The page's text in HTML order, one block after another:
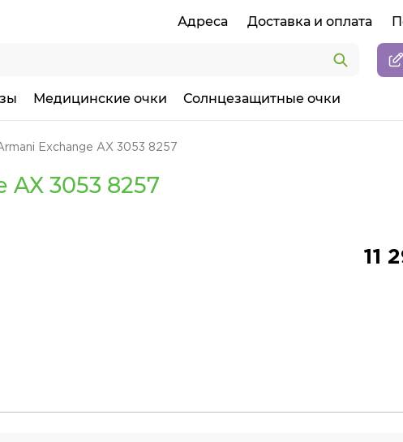
Адреса Доставка и оплата
Медицинские очки Солнцезащитные очки
Exchange AX 3053 8257
3053 8257
11